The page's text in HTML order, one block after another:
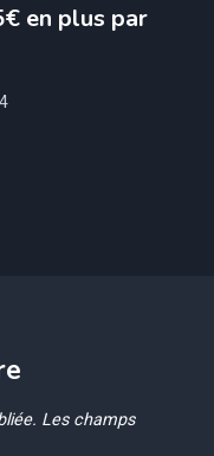
en plus par
Les champs